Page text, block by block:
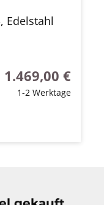
Edelstahl
Regulärer Preis:
1.469,00 €
1-2 Werktage